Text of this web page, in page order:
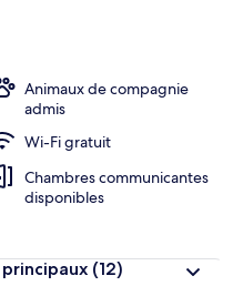
Animaux de compagnie
admis
Wi-Fi gratuit
Chambres communicantes
disponibles
(12)